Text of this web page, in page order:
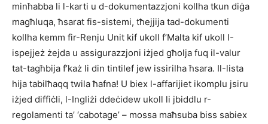
minħabba li l-karti u d-dokumentazzjoni kollha tkun diġa
magħluqa, ħsarat fis-sistemi, tħejjija tad-dokumenti
kollha kemm fir-Renju Unit kif ukoll f’Malta kif ukoll l-
ispejjeż żejda u assigurazzjoni iżjed għolja fuq il-valur
tat-tagħbija f’każ li din tintilef jew issirilha ħsara. Il-lista
hija tabilħaqq twila ħafna! U biex l-affarijiet ikomplu jsiru
iżjed diffiċli, l-Ingliżi ddeċidew ukoll li jbiddlu r-
regolamenti ta’ ‘cabotage’ – mossa maħsuba biss sabiex